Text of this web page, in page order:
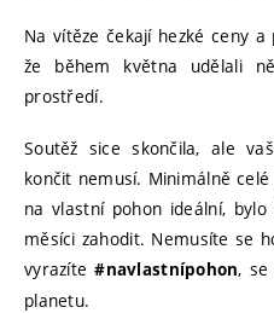
Na vítěze čekají hezké ceny
že během května udělali
prostředí.
Soutěž sice skončila, ale
končit nemusí. Minimálně
na vlastní pohon ideální,
měsíci zahodit. Nemusíte se
vyrazíte#navlastnípohon,
planetu.